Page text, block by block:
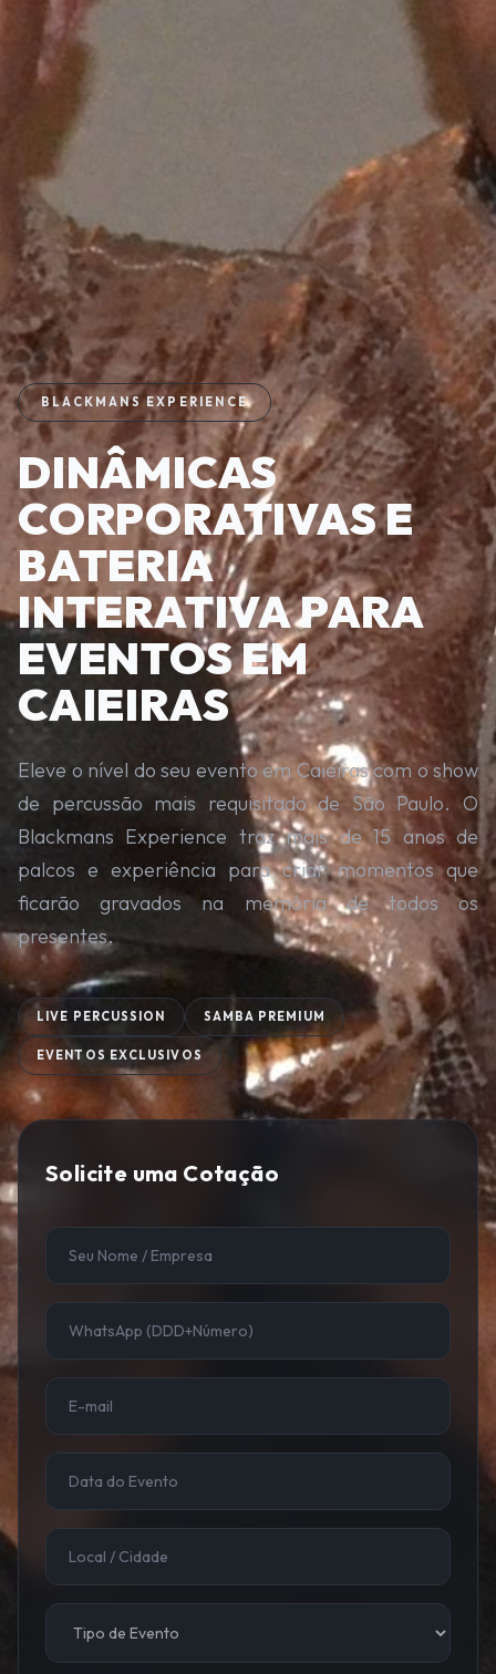
BLACKMANS EXPERIENCE
DINÂMICAS
CORPORATIVAS E
BATERIA
INTERATIVA PARA
EVENTOS EM
CAIEIRAS
Eleve o nível do seu evento em Caieiras com o show
de percussão mais requisitado de São Paulo. O
Blackmans Experience traz mais de 15 anos de
palcos e experiência para criar momentos que
ficarão gravados na memória de todos os
presentes.
LIVE PERCUSSION SAMBA PREMIUM
EVENTOS EXCLUSIVOS
Solicite uma Cotação